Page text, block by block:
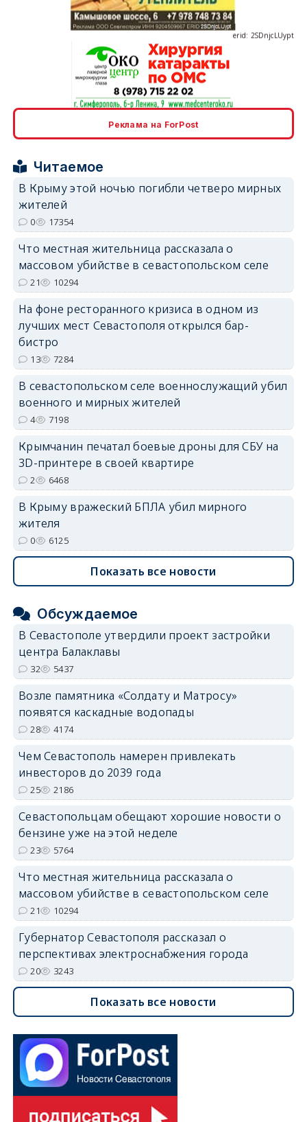
erid: 2SDnjcLUypt
erid: 2SDnjcrDNw6
erid: 2SDnjdvhGXG
Реклама на ForPost
Читаемое
В Крыму этой ночью погибли четверо мирных
жителей
0 17354
Что местная жительница рассказала о
массовом убийстве в севастопольском селе
21 10294
На фоне ресторанного кризиса в одном из
лучших мест Севастополя открылся бар-
бистро
13 7284
В севастопольском селе военнослужащий убил
военного и мирных жителей
4 7198
Крымчанин печатал боевые дроны для СБУ на
3D-принтере в своей квартире
2 6468
В Крыму вражеский БПЛА убил мирного
жителя
0 6125
Показать все новости
Обсуждаемое
В Севастополе утвердили проект застройки
центра Балаклавы
32 5437
Возле памятника «Солдату и Матросу»
появятся каскадные водопады
28 4174
Чем Севастополь намерен привлекать
инвесторов до 2039 года
25 2186
Севастопольцам обещают хорошие новости о
бензине уже на этой неделе
23 5764
Что местная жительница рассказала о
массовом убийстве в севастопольском селе
21 10294
Губернатор Севастополя рассказал о
перспективах электроснабжения города
20 3243
Показать все новости